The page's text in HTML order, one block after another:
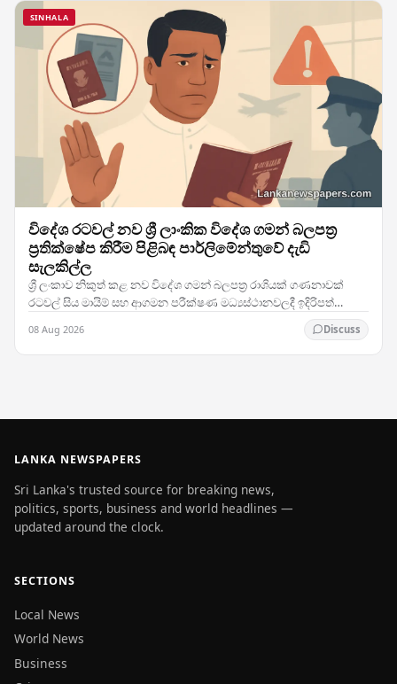
SINHALA
විදේශ රටවල් නව ශ්‍රී ලාංකික විදේශ ගමන් බලපත්‍ර
ප්‍රතික්ෂේප කිරීම පිළිබඳ පාර්ලිමේන්තුවේ දැඩි
සැලකිල්ල
ශ්‍රී ලංකාව නිකුත් කළ නව විදේශ ගමන් බලපත්‍ර රාශියක් ගණනාවක්
රටවල් සිය මායිම් සහ ආගමන පරීක්ෂණ මධ්‍යස්ථානවලදී ඉදිරිපත්
08 Aug 2026 Discuss
LANKA NEWSPAPERS
Sri Lanka's trusted source for breaking news,
politics, sports, business and world headlines —
updated around the clock.
SECTIONS
Local News
World News
Business